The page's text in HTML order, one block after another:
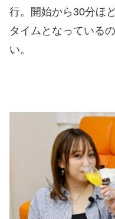
行。開始から30分ほ
タイムとなっている
い。